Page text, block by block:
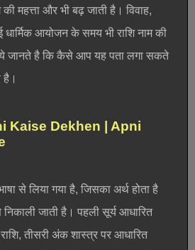
महत्ता और भी बढ़ जाती है। विवाह,
धार्मिक आयोजन के समय भी राशि नाम की
जानते है कि कैसे आप यह पता लगा सकते
है।
Kaise Dekhen | Apni
से लिया गया है, जिसका अर्थ होता है
जाती है। पहली सूर्य आधारित
तीसरी अंक शास्त्र पर आधारित